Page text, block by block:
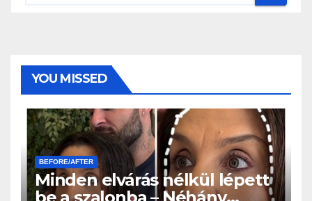
YOU MISSED
BEFORE/AFTER
Minden elvárás nélkül lépett